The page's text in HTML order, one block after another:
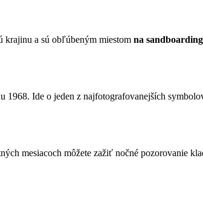
krajinu a sú obľúbeným miestom na
1968. Ide o jeden z najfotografovanejších
mesiacoch môžete zažiť nočné pozorovanie